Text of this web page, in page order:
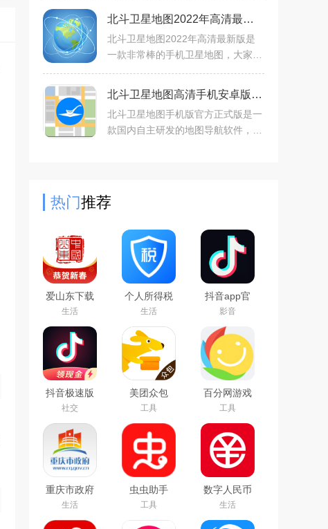
行规划线路。方便出行，便捷到达目
的地。导航系统强大且专
北斗卫星地图2022年高清最新版v791.4最新版
北斗卫星地图2022年高清最新版是
一款非常棒的手机卫星地图，大家可
这款软件不仅能够为大家精准的进行
导航，还可以通过这个平台
北斗卫星地图高清手机安卓版v1.0.1
北斗卫星地图手机版官方正式版是一
款国内自主研发的地图导航软件，拥
热门推荐
爱山东下载
app官方最
新版
生活
个人所得税
app下载安
装官方2026
最新版
生活
抖音app官
方最新版本
影音
抖音极速版
免费下载
2026最新版
社交
美团众包
app
工具
百分网游戏
盒子下载
2026新版
工具
重庆市政府
渝快办app
官方版
生活
虫虫助手
2026最新版
游戏盒子
工具
数字人民币
试点版官方
app安卓版
生活